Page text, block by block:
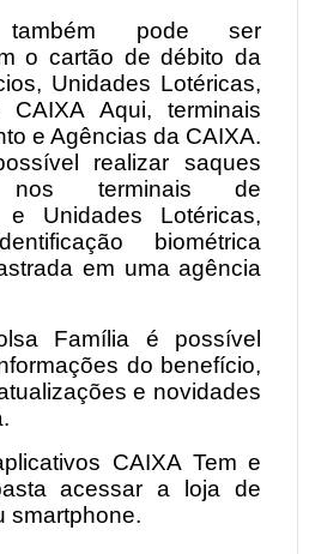
pode ser
o cartão de débito da
Unidades Lotéricas,
CAIXA Aqui, terminais
e Agências da CAIXA.
realizar saques
terminais de
e Unidades Lotéricas,
biométrica
em uma agência
Família é possível
do benefício,
e novidades
CAIXA Tem e
acessar a loja de
smartphone.